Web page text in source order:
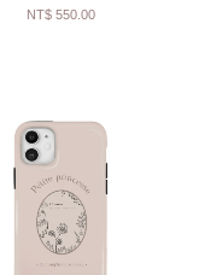
NT$ 550.00